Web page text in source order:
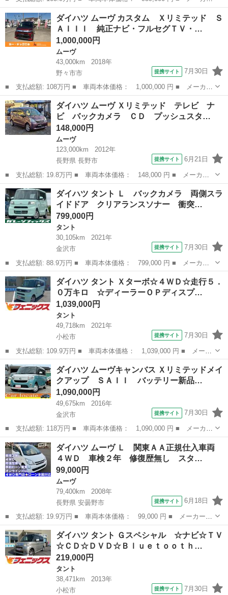
名： ダイハツ ■ 車種名： タント ■ グレード名： Ｘ☆禁煙車
☆ ４ＷＤ☆９インチナビ☆Ｂｌｕｅｔｏｏｔｈ☆ドライブレコーダ
ー☆バック...
石川 小松市 タント
ダイハツ ムーヴ カスタム Ｘリミテッド Ｓ
ＡＩＩＩ 純正ナビ・フルセグＴＶ・…
1,000,000円
ムーヴ
43,000km
2018年
野々市市
提携サイト 7月30日
■ 支払総額: 108万円 ■ 車両本体価格： 1,000,000 円 ■ メーカー
名： ダイハツ ■ 車種名： ムーヴ ■ グレード名： カスタム
Ｘリミテッド ＳＡＩＩＩ 純正ナビ・フルセグＴＶ・アラウンドビ
ューモニタ...
石川 野々市市 ムーヴ
ダイハツ ムーヴ Ｘリミテッド テレビ ナ
ビ バックカメラ ＣＤ プッシュスタ…
148,000円
ムーヴ
123,000km
2012年
長野県 長野市
提携サイト 6月21日
■ 支払総額: 19.8万円 ■ 車両本体価格： 148,000 円 ■ メーカー
名： ダイハツ ■ 車種名： ムーヴ ■ グレード名： Ｘリミテッ
ド テレビ ナビ バックカメラ ＣＤ プッシュスタート スマー
トキー オー...
長野 長野市 ムーヴ
ダイハツ タント Ｌ バックカメラ 両側スラ
イドドア クリアランスソナー 衝突…
799,000円
タント
30,105km
2021年
金沢市
提携サイト 7月30日
■ 支払総額: 88.9万円 ■ 車両本体価格： 799,000 円 ■ メーカー
名： ダイハツ ■ 車種名： タント ■ グレード名： Ｌ バック
カメラ 両側スライドドア クリアランスソナー 衝突被害軽減シス
テム オート...
石川 金沢市 タント
ダイハツ タント Ｘターボ☆４ＷＤ☆走行５．
０万キロ ☆ディーラーＯＰディスプ…
1,039,000円
タント
49,718km
2021年
小松市
提携サイト 7月30日
■ 支払総額: 109.9万円 ■ 車両本体価格： 1,039,000 円 ■ メーカ
ー名： ダイハツ ■ 車種名： タント ■ グレード名： Ｘターボ
☆４ＷＤ☆走行５．０万キロ ☆ディーラーＯＰディスプレイオーデ
ィオ☆Ｂ...
石川 小松市 タント
ダイハツ ムーヴキャンバス Ｘリミテッドメイ
クアップ ＳＡＩＩ バッテリー新品…
1,090,000円
49,675km
2016年
金沢市
提携サイト 7月30日
■ 支払総額: 118万円 ■ 車両本体価格： 1,090,000 円 ■ メーカー
名： ダイハツ ■ 車種名： ムーヴキャンバス ■ グレード名：
Ｘリミテッドメイクアップ ＳＡＩＩ バッテリー新品 純正ナビ
ＦＭ ＡＭ...
石川 金沢市 ダイハツ
ダイハツ ムーヴ Ｌ 関東ＡＡ正規仕入車両
４ＷＤ 車検２年 修復歴無し スタ…
99,000円
ムーヴ
79,400km
2008年
長野県 安曇野市
提携サイト 6月18日
■ 支払総額: 19.9万円 ■ 車両本体価格： 99,000 円 ■ メーカー
名： ダイハツ ■ 車種名： ムーヴ ■ グレード名： Ｌ 関東Ａ
Ａ正規仕入車両 ４ＷＤ 車検２年 修復歴無し スタットレスタイ
ヤ タイミング...
長野 安曇野市 ムーヴ
ダイハツ タント Ｇスペシャル ☆ナビ☆ＴＶ
☆ＣＤ☆ＤＶＤ☆Ｂｌｕｅｔｏｏｔｈ…
219,000円
タント
38,471km
2013年
小松市
提携サイト 7月30日